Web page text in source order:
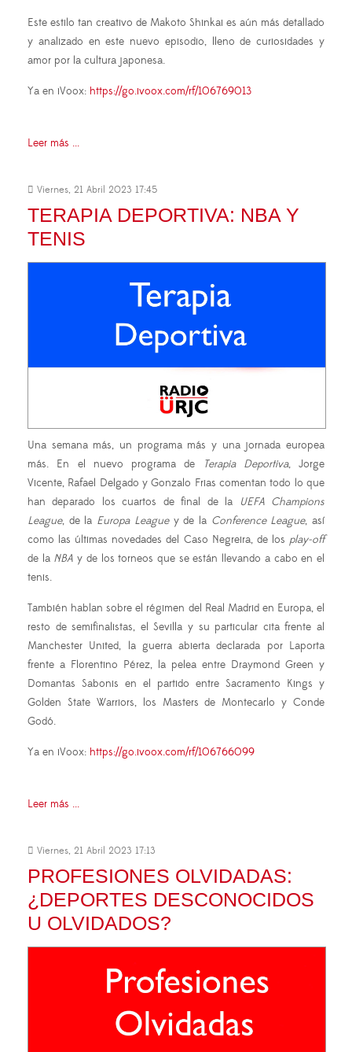
Este estilo tan creativo de Makoto Shinkai es aún más detallado
y analizado en este nuevo episodio, lleno de curiosidades y
amor por la cultura japonesa.
Ya en iVoox: https://go.ivoox.com/rf/106769013
Leer más ...
Viernes, 21 Abril 2023 17:45
TERAPIA DEPORTIVA: NBA Y
TENIS
Una semana más, un programa más y una jornada europea
más. En el nuevo programa de
Terapia Deportiva, Jorge
Vicente, Rafael Delgado y Gonzalo Frias comentan todo lo que
han deparado los cuartos de final de la
UEFA Champions
League, de la Europa Leaguey de la Conference League, así
como las últimas novedades del Caso Negreira, de los play-off
de la NBA y de los torneos que se están llevando a cabo en el
tenis.
También hablan sobre el régimen del Real Madrid en Europa, el
resto de semifinalistas, el Sevilla y su particular cita frente al
Manchester United, la guerra abierta declarada por Laporta
frente a Florentino Pérez, la pelea entre Draymond Green y
Domantas Sabonis en el partido entre Sacramento Kings y
Golden State Warriors, los Masters de Montecarlo y Conde
Godó.
Ya en iVoox: https://go.ivoox.com/rf/106766099
Leer más ...
Viernes, 21 Abril 2023 17:13
PROFESIONES OLVIDADAS:
¿DEPORTES DESCONOCIDOS
U OLVIDADOS?